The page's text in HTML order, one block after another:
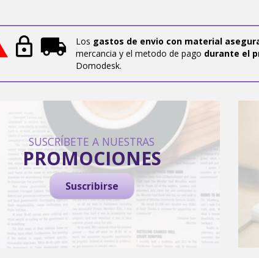
Los gastos de envio con material
mercancia y el metodo de pago durante el
Domodesk.
SUSCRÍBETE A NUESTRAS
PROMOCIONES
Suscribirse